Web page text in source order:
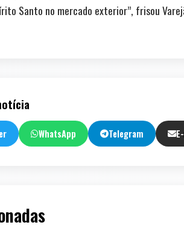
Santo no mercado exterior”, frisou
WhatsApp Telegram